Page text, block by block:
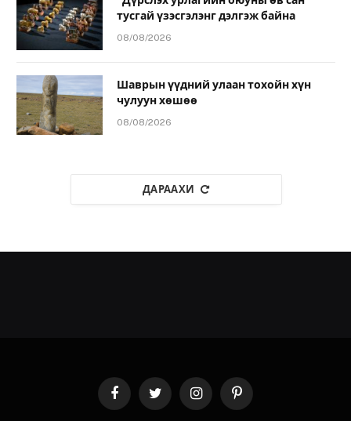
тусгай үзэсгэлэнг дэлгэж байна
08/08/2026
Шаврын үүдний улаан тохойн хүн
чулуун хөшөө
08/08/2026
ДАРААХИ
FacebookTwitter InstagramPinterest